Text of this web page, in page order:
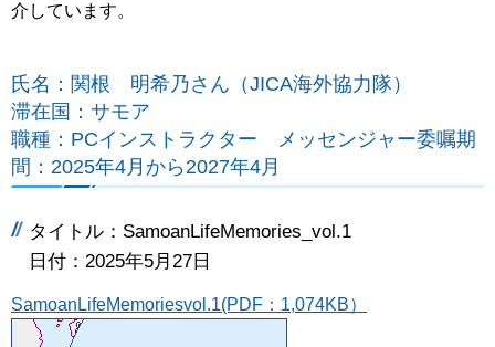
介しています。
氏名：関根 明希乃さん（JICA海外協力隊）
滞在国：サモア
職種：PCインストラクター メッセンジャー委嘱期
間：2025年4月から2027年4月
タイトル：SamoanLifeMemories_vol.1
日付：2025年5月27日
SamoanLifeMemoriesvol.1(PDF：1,074KB）